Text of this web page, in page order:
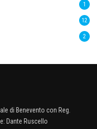
1
12
2
di Benevento con Reg.
Dante Ruscello